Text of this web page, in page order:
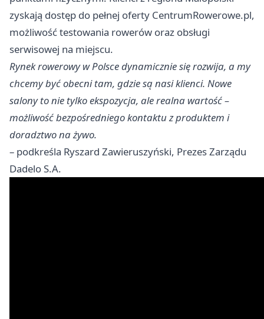
zyskają dostęp do pełnej oferty CentrumRowerowe.pl,
możliwość testowania rowerów oraz obsługi
serwisowej na miejscu.
Rynek rowerowy w Polsce dynamicznie się rozwija, a my
chcemy być obecni tam, gdzie są nasi klienci. Nowe
salony to nie tylko ekspozycja, ale realna wartość –
możliwość bezpośredniego kontaktu z produktem i
doradztwo na żywo.
– podkreśla Ryszard Zawieruszyński, Prezes Zarządu
Dadelo S.A.